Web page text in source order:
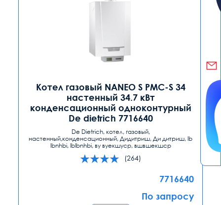
Котел газовый NANEO S PMC-S 34
настенный 34.7 кВт
конденсационный одноконтурный
De dietrich 7716640
De Dietrich, котел, газовый,
настенный,конденсационный, Дидитриш, Ди дитриш, lb
lbnhbi, lblbnhbi, ву вуекшуср, вшвшекшср
(264)
7716640
По запросу